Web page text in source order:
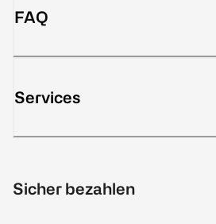
FAQ
Services
Sicher bezahlen